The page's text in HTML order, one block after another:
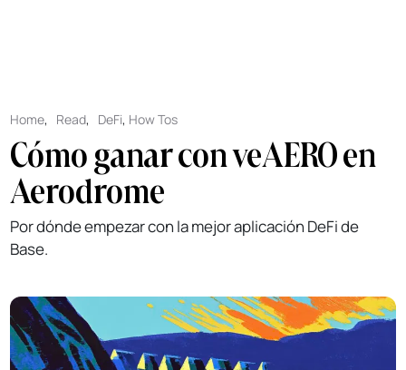
Home, Read, DeFi, How Tos
Cómo ganar con veAERO en
Aerodrome
Por dónde empezar con la mejor aplicación DeFi de
Base.